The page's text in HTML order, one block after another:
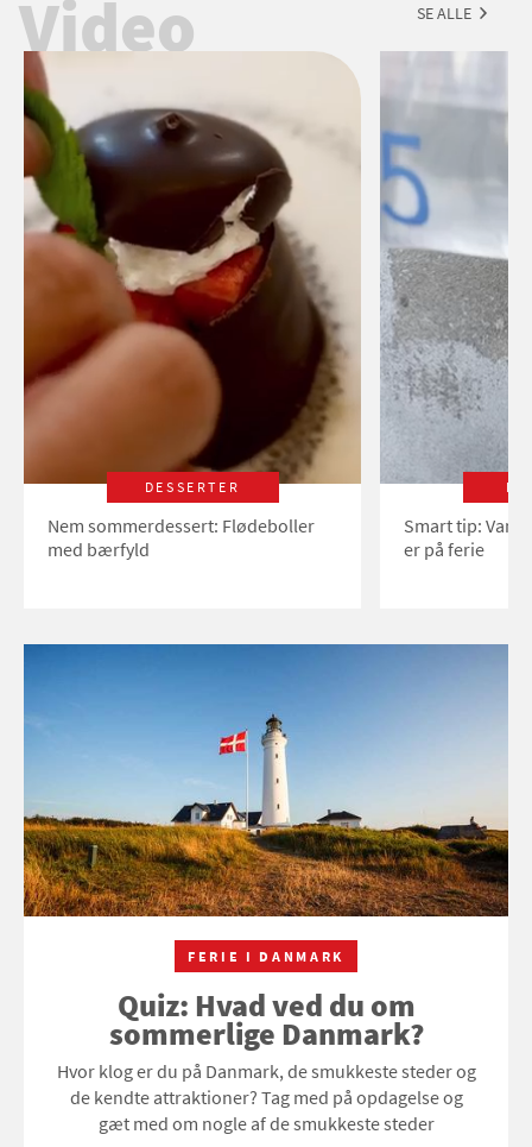
Video SE ALLE
DESSERTER
Nem sommerdessert: Flødeboller
med bærfyld
Smart tip:
er på ferie
FERIE I DANMARK
Quiz: Hvad ved du om
sommerlige Danmark?
Hvor klog er du på Danmark, de smukkeste steder og
de kendte attraktioner? Tag med på opdagelse og
gæt med om nogle af de smukkeste steder